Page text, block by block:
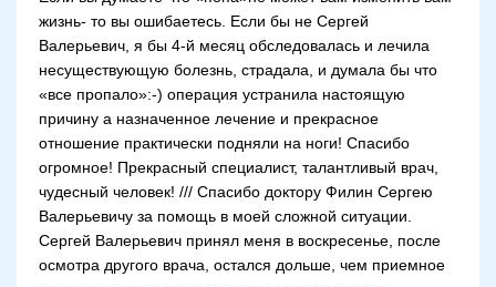
жизнь- то вы ошибаетесь. Если бы не Сергей
Валерьевич, я бы 4-й месяц обследовалась и лечила
несуществующую болезнь, страдала, и думала бы что
«все пропало»:-) операция устранила настоящую
причину а назначенное лечение и прекрасное
отношение практически подняли на ноги! Спасибо
огромное! Прекрасный специалист, талантливый врач,
чудесный человек! /// Спасибо доктору Филин Сергею
Валерьевичу за помощь в моей сложной ситуации.
Сергей Валерьевич принял меня в воскресенье, после
осмотра другого врача, остался дольше, чем приемное